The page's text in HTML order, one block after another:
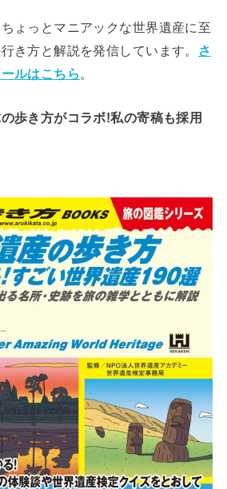
ょっとマニアックな世界遺産に至
き方と解説を発信しています。
さ
ルはこちら 。
歩き方がコラボ!私の寄稿も採用